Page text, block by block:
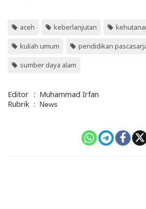
aceh keberlanjutan
kuliah umum pendidikan
sumber daya alam
Editor : Muhammad Irfan
Rubrik : News